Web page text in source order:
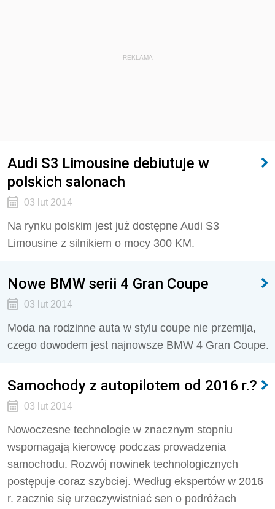
REKLAMA
Audi S3 Limousine debiutuje w
polskich salonach
03 lut 2014
Na rynku polskim jest już dostępne Audi S3
Limousine z silnikiem o mocy 300 KM.
Nowe BMW serii 4 Gran Coupe
03 lut 2014
Moda na rodzinne auta w stylu coupe nie przemija,
czego dowodem jest najnowsze BMW 4 Gran Coupe.
Samochody z autopilotem od 2016 r.?
03 lut 2014
Nowoczesne technologie w znacznym stopniu
wspomagają kierowcę podczas prowadzenia
samochodu. Rozwój nowinek technologicznych
postępuje coraz szybciej. Według ekspertów w 2016
r. zacznie się urzeczywistniać sen o podróżach